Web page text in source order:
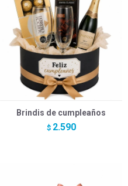
Brindis de cumpleaños
$ 2.590